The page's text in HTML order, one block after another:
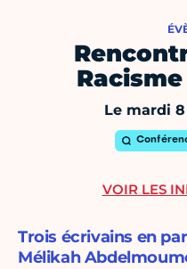
Le mardi
Trois écrivains en
Mélikah
VOIR LES